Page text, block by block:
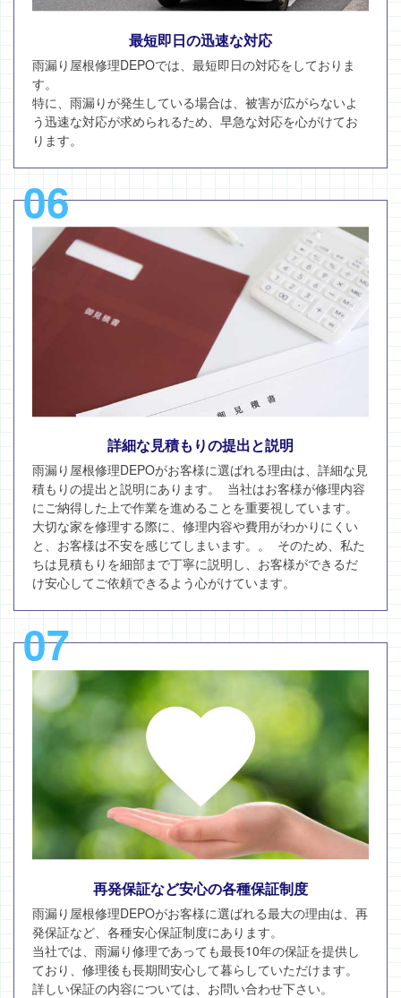
最短即日の迅速な対応
雨漏り屋根修理DEPOでは、最短即日の対応をしておりま
す。
特に、雨漏りが発生している場合は、被害が広がらないよ
う迅速な対応が求められるため、早急な対応を心がけてお
ります。
06
詳細な見積もりの提出と説明
雨漏り屋根修理DEPOがお客様に選ばれる理由は、詳細な見
積もりの提出と説明にあります。 当社はお客様が修理内容
にご納得した上で作業を進めることを重要視しています。
大切な家を修理する際に、修理内容や費用がわかりにくい
と、お客様は不安を感じてしまいます。。 そのため、私た
ちは見積もりを細部まで丁寧に説明し、お客様ができるだ
け安心してご依頼できるよう心がけています。
07
再発保証など安心の各種保証制度
雨漏り屋根修理DEPOがお客様に選ばれる最大の理由は、再
発保証など、各種安心保証制度にあります。
当社では、雨漏り修理であっても最長10年の保証を提供し
ており、修理後も長期間安心して暮らしていただけます。
詳しい保証の内容については、お問い合わせ下さい。